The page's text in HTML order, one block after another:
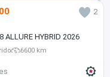
2
ALLURE HYBRID 2026
6600 km